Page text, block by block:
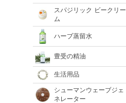
スパジリック ビークリー
ム
ハーブ蒸留水
豊受の精油
生活用品
シューマンウェーブジェ
ネレーター